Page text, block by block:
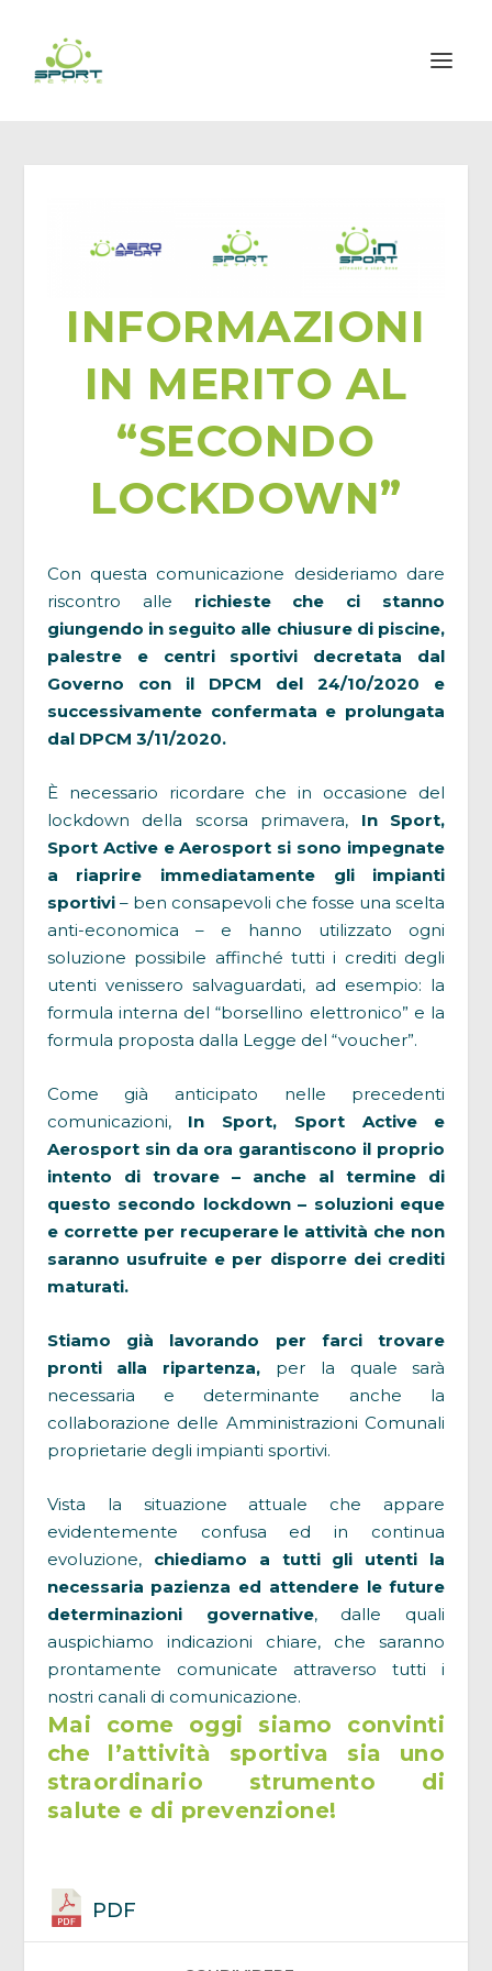
INFORMAZIONI
IN MERITO AL
“SECONDO
LOCKDOWN”
Con questa comunicazione desideriamo dare
riscontro alle richieste che ci stanno
giungendo in seguito alle chiusure di piscine,
palestre e centri sportivi decretata dal
Governo con il DPCM del 24/10/2020 e
successivamente confermata e prolungata
dal DPCM 3/11/2020.
È necessario ricordare che in occasione del
lockdown della scorsa primavera, In Sport,
Sport Active e Aerosport si sono impegnate
a riaprire immediatamente gli impianti
sportivi– ben consapevoli che fosse una scelta
anti-economica – e hanno utilizzato ogni
soluzione possibile affinché tutti i crediti degli
utenti venissero salvaguardati, ad esempio: la
formula interna del “borsellino elettronico” e la
formula proposta dalla Legge del “voucher”.
Come già anticipato nelle precedenti
comunicazioni, In Sport, Sport Active e
Aerosport sin da ora garantiscono il proprio
intento di trovare – anche al termine di
questo secondo lockdown – soluzioni eque
e corrette per recuperare le attività che non
saranno usufruite e per disporre dei crediti
maturati.
Stiamo già lavorando per farci trovare
pronti alla ripartenza, per la quale sarà
necessaria e determinante anche la
collaborazione delle Amministrazioni Comunali
proprietarie degli impianti sportivi.
Vista la situazione attuale che appare
evidentemente confusa ed in continua
evoluzione, chiediamo a tutti gli utenti la
necessaria pazienza ed attendere le future
determinazioni governative, dalle quali
auspichiamo indicazioni chiare, che saranno
prontamente comunicate attraverso tutti i
nostri canali di comunicazione.
Mai come oggi siamo convinti
che l’attività sportiva sia uno
straordinario strumento di
salute e di prevenzione!
PDF